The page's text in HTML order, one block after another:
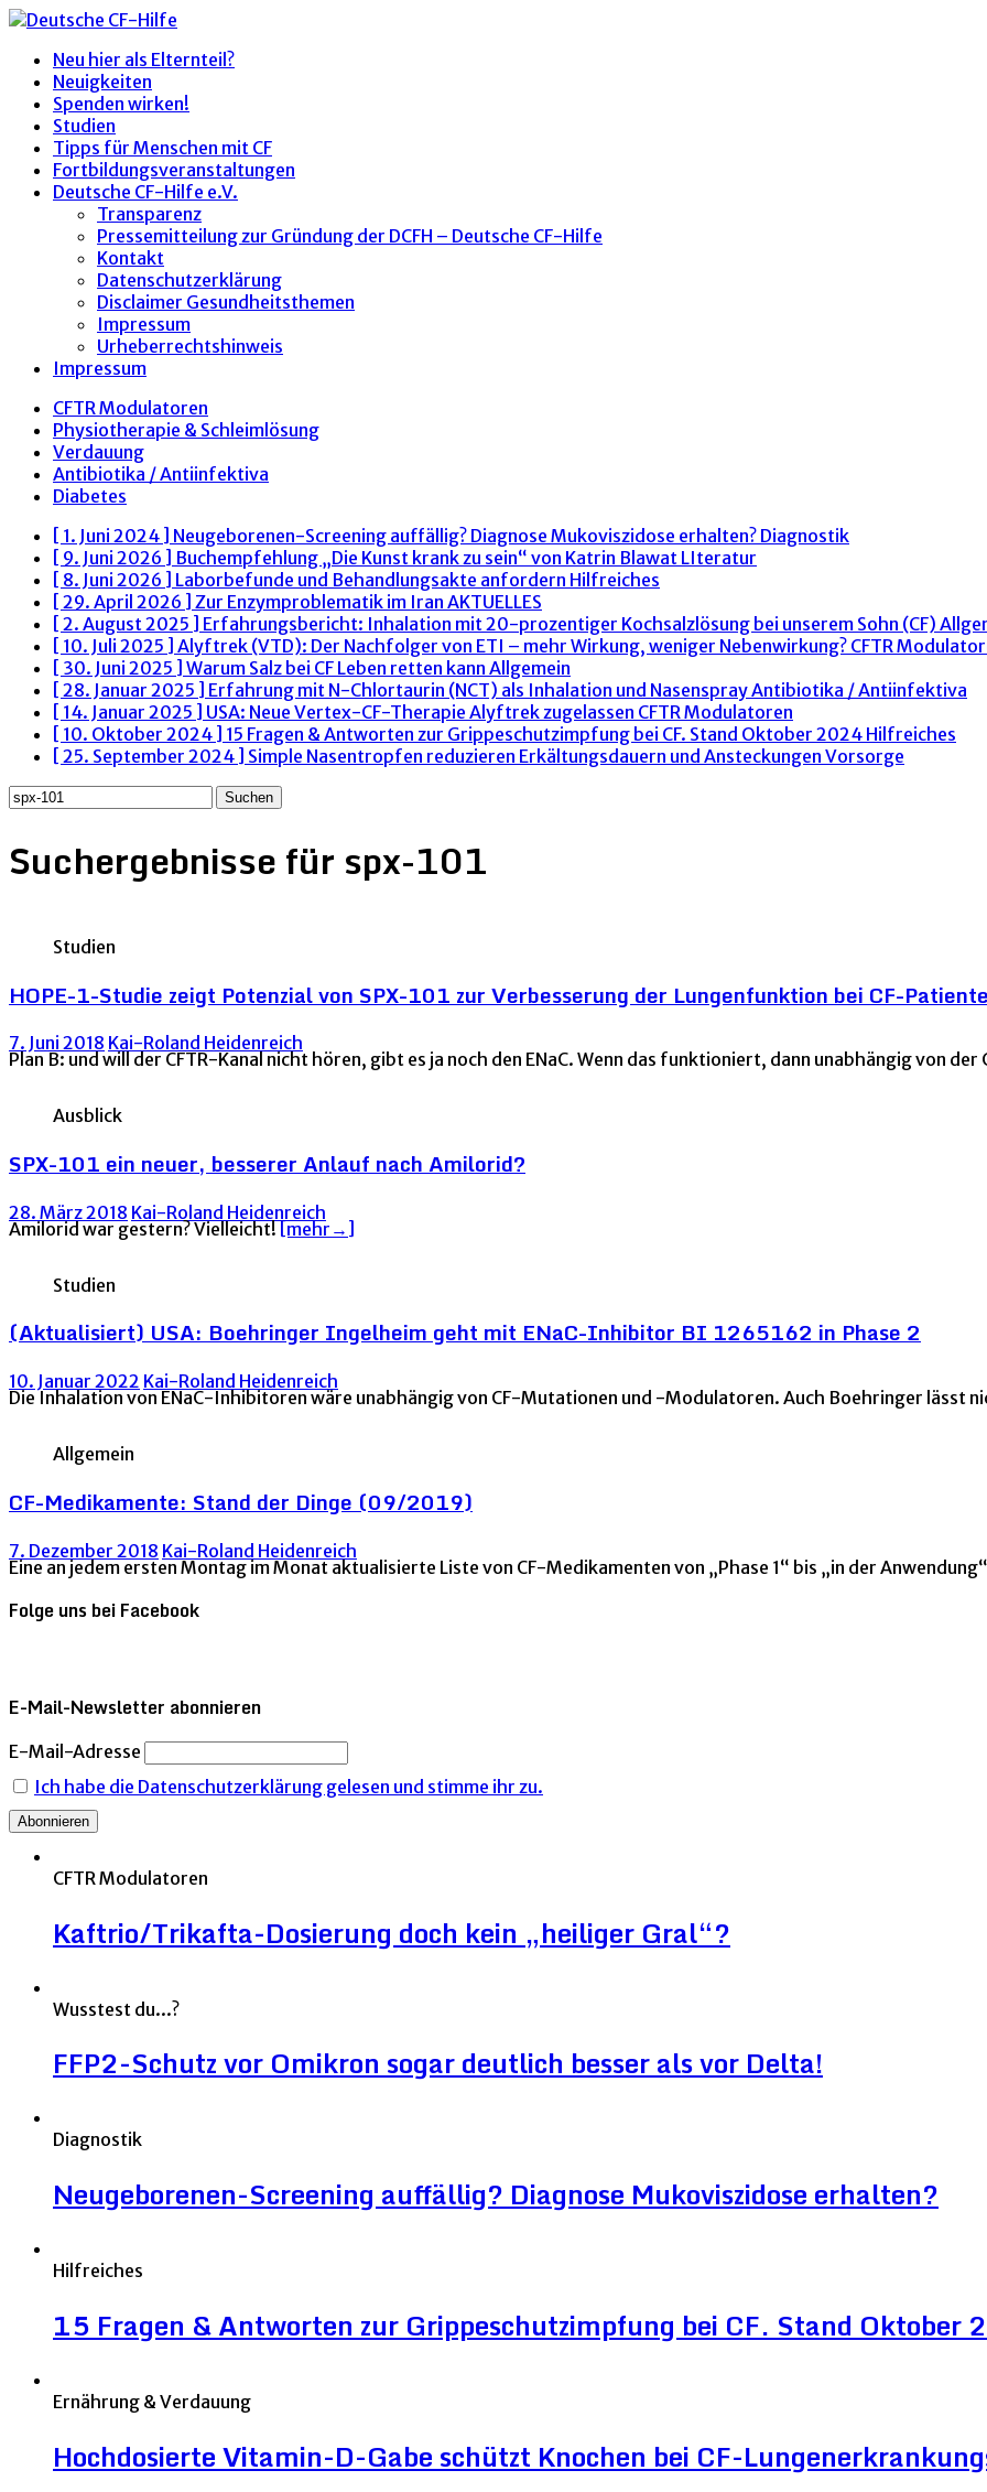
Neu hier als Elternteil?
Neuigkeiten
Spenden wirken!
Studien
Tipps für Menschen mit CF
Fortbildungsveranstaltungen
Deutsche CF-Hilfe e.V.
Transparenz
Pressemitteilung zur Gründung der DCFH – Deutsche CF-Hilfe
Kontakt
Datenschutzerklärung
Disclaimer Gesundheitsthemen
Impressum
Urheberrechtshinweis
Impressum
CFTR Modulatoren
Physiotherapie & Schleimlösung
Verdauung
Antibiotika / Antiinfektiva
Diabetes
[ 1. Juni 2024 ] Neugeborenen-Screening auffällig? Diagnose Mukoviszidose erhalten? Diagnostik
[ 9. Juni 2026 ] Buchempfehlung „Die Kunst krank zu sein“ von Katrin Blawat LIteratur
[ 8. Juni 2026 ] Laborbefunde und Behandlungsakte anfordern Hilfreiches
[ 29. April 2026 ] Zur Enzymproblematik im Iran AKTUELLES
[ 2. August 2025 ] Erfahrungsbericht: Inhalation mit 20-prozentiger Kochsalzlösung bei unserem Sohn (CF)
[ 10. Juli 2025 ] Alyftrek (VTD): Der Nachfolger von ETI – mehr Wirkung, weniger Nebenwirkung? CFTR
[ 30. Juni 2025 ] Warum Salz bei CF Leben retten kann Allgemein
[ 28. Januar 2025 ] Erfahrung mit N-Chlortaurin (NCT) als Inhalation und NasensprayAntibiotika / Antiinfektiva
[ 14. Januar 2025 ] USA: Neue Vertex-CF-Therapie Alyftrek zugelassen CFTR Modulatoren
[ 10. Oktober 2024 ] 15 Fragen & Antworten zur Grippeschutzimpfung bei CF. Stand Oktober 2024 Hilfreiches
[ 25. September 2024 ] Simple Nasentropfen reduzieren Erkältungsdauern und Ansteckungen Vorsorge
Suchen
Suchergebnisse für spx-101
Studien
HOPE-1-Studie zeigt Potenzial von SPX-101 zur Verbesserung der Lungenfunktion bei CF-
7. Juni 2018 Kai-Roland Heidenreich
Plan B: und will der CFTR-Kanal nicht hören, gibt es ja noch den ENaC. Wenn das funktioniert, dann unabhängig von
Ausblick
SPX-101 ein neuer, besserer Anlauf nach Amilorid?
28. März 2018 Kai-Roland Heidenreich
Amilorid war gestern? Vielleicht![mehr→]
Studien
(Aktualisiert) USA: Boehringer Ingelheim geht mit ENaC-Inhibitor BI 1265162 in Phase 2
10. Januar 2022 Kai-Roland Heidenreich
Die Inhalation von ENaC-Inhibitoren wäre unabhängig von CF-Mutationen und -Modulatoren. Auch Boehringer lässt
Allgemein
CF-Medikamente: Stand der Dinge (09/2019)
7. Dezember 2018 Kai-Roland Heidenreich
Eine an jedem ersten Montag im Monat aktualisierte Liste von CF-Medikamenten von „Phase 1“ bis „in der
Folge uns bei Facebook
E-Mail-Newsletter abonnieren
E-Mail-Adresse
Ich habe die Datenschutzerklärung gelesen und stimme ihr zu.
CFTR Modulatoren
Kaftrio/Trikafta-Dosierung doch kein „heiliger Gral“?
Wusstest du...?
FFP2-Schutz vor Omikron sogar deutlich besser als vor Delta!
Diagnostik
Neugeborenen-Screening auffällig? Diagnose Mukoviszidose erhalten?
Hilfreiches
15 Fragen & Antworten zur Grippeschutzimpfung bei CF. Stand Oktober
Ernährung & Verdauung
Hochdosierte Vitamin-D-Gabe schützt Knochen bei CF-